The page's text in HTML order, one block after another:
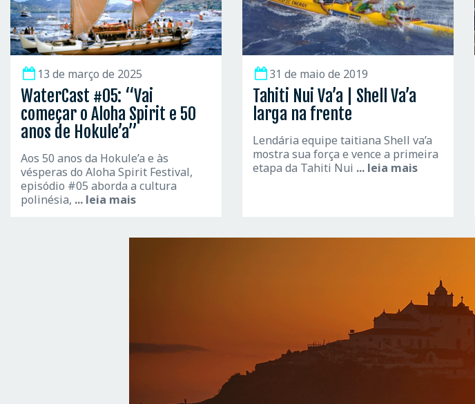
13 de março de 2025
WaterCast #05: “Vai
começar o Aloha Spirit e 50
anos de Hokule’a”
Aos 50 anos da Hokule’a e às
vésperas do Aloha Spirit Festival,
episódio #05 aborda a cultura
polinésia, ... leia mais
31 de maio de 2019
Tahiti Nui Va’a | Shell Va’a
larga na frente
Lendária equipe taitiana Shell va’a
mostra sua força e vence a primeira
etapa da Tahiti Nui ... leia mais